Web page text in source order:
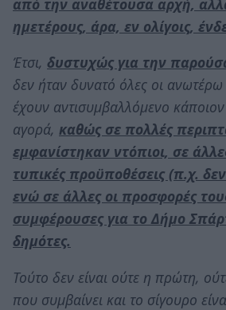
ημετέρους, άρα, εν ολίγοις,
Έτσι, δυστυχώς για την
δεν ήταν δυνατό όλες οι
έχουν αντισυμβαλλόμενο
αγορά, καθώς σε πολλές
εμφανίστηκαν ντόπιοι, σε
τυπικές προϋποθέσεις (π.χ.
ενώ σε άλλες οι προσφορές
συμφέρουσες για το Δήμο
δημότες.
Τούτο δεν είναι ούτε η πρώτη,
που συμβαίνει και το σίγουρο